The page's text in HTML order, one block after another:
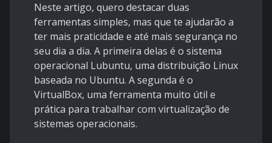
Neste artigo, quero destacar duas
ferramentas simples, mas que te ajudarão a
ter mais praticidade e até mais segurança no
seu dia a dia. A primeira delas é o sistema
operacional Lubuntu, uma distribuição Linux
baseada no Ubuntu. A segunda é o
VirtualBox, uma ferramenta muito útil e
prática para trabalhar com virtualização de
sistemas operacionais.